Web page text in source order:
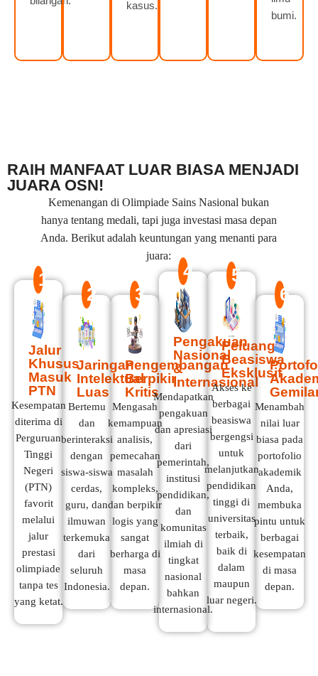
kasus.
bumi.
RAIH MANFAAT LUAR BIASA MENJADI
JUARA OSN!
Kemenangan di Olimpiade Sains Nasional bukan
hanya tentang medali, tapi juga investasi masa depan
Anda. Berikut adalah keuntungan yang menanti para
juara:
1
Jalur
Khusus
Masuk
PTN
Kesempatan
diterima di
Perguruan
Tinggi
Negeri
(PTN)
favorit
melalui
jalur
prestasi
olimpiade
tanpa tes
yang ketat.
2
Jaringan
Intelektual
Luas
Bertemu
dan
berinteraksi
dengan
siswa-siswa
cerdas,
guru, dan
ilmuwan
terkemuka
dari
seluruh
Indonesia.
3
Pengembangan
Berpikir
Kritis
Mengasah
kemampuan
analisis,
pemecahan
masalah
kompleks,
dan berpikir
logis yang
sangat
berharga di
masa
depan.
4
Pengakuan
Nasional
&
Internasional
Mendapatkan
pengakuan
dan apresiasi
dari
pemerintah,
institusi
pendidikan,
dan
komunitas
ilmiah di
tingkat
nasional
bahkan
internasional.
5
Peluang
Beasiswa
Eksklusif
Akses ke
berbagai
beasiswa
bergengsi
untuk
melanjutkan
pendidikan
tinggi di
universitas
terbaik,
baik di
dalam
maupun
luar negeri.
6
Menambah
nilai luar
biasa pada
portofolio
akademik
Anda,
membuka
pintu untuk
berbagai
kesempatan
di masa
depan.